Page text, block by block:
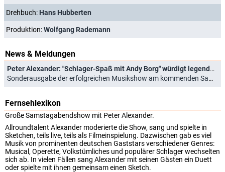
Drehbuch: Hans Hubberten
Produktion:Wolfgang Rademann
News & Meldungen
Peter Alexander: "Schlager-Spaß mit Andy Borg" würdigt legendären Entertainer
Sonderausgabe der erfolgreichen Musikshow am kommenden Samstag (19.03.2026)
Fernsehlexikon
Große Samstagabendshow mit Peter Alexander.
Allroundtalent Alexander moderierte die Show, sang und spielte in
Sketchen, teils live, teils als Filmeinspielung. Dazwischen gab es viel
Musik von prominenten deutschen Gaststars verschiedener Genres:
Musical, Operette, Volkstümliches und populärer Schlager wechselten
sich ab. In vielen Fällen sang Alexander mit seinen Gästen ein Duett
oder spielte mit ihnen gemeinsam einen Sketch.